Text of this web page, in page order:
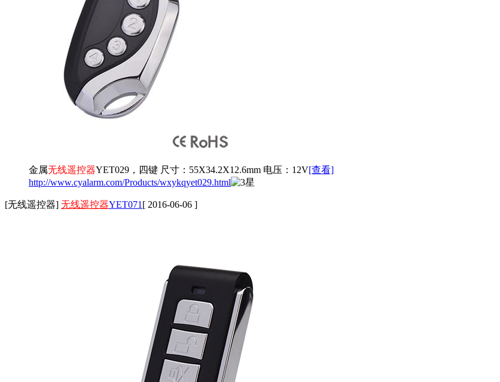
金属无线遥控器YET029，四键 尺寸：55X34.2X12.6mm 电压：12V[查看]
http://www.cyalarm.com/Products/wxykqyet029.html
[无线遥控器] 无线遥控器YET071 [ 2016-06-06 ]